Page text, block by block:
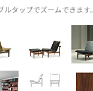
ルタップでズームできます。